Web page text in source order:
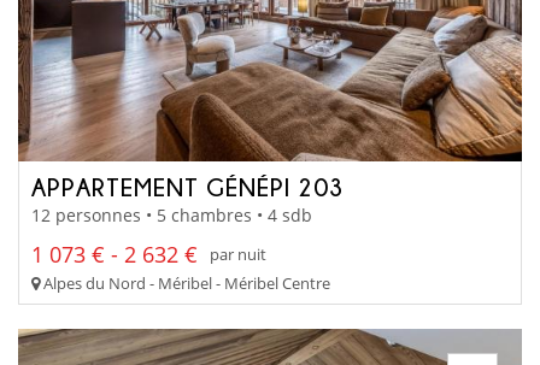
APPARTEMENT GÉNÉPI 203
12 personnes • 5 chambres • 4 sdb
1 073 € - 2 632 €
par nuit
Alpes du Nord - Méribel - Méribel Centre